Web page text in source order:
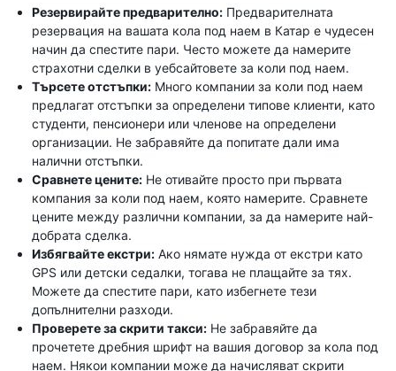
Резервирайте предварително: Предварителната
резервация на вашата кола под наем в Катар е чудесен
начин да спестите пари. Често можете да намерите
страхотни сделки в уебсайтовете за коли под наем.
Търсете отстъпки: Много компании за коли под наем
предлагат отстъпки за определени типове клиенти, като
студенти, пенсионери или членове на определени
организации. Не забравяйте да попитате дали има
налични отстъпки.
Сравнете цените: Не отивайте просто при първата
компания за коли под наем, която намерите. Сравнете
цените между различни компании, за да намерите най-
добрата сделка.
Избягвайте екстри: Ако нямате нужда от екстри като
GPS или детски седалки, тогава не плащайте за тях.
Можете да спестите пари, като избегнете тези
допълнителни разходи.
Проверете за скрити такси: Не забравяйте да
прочетете дребния шрифт на вашия договор за кола под
наем. Някои компании може да начисляват скрити